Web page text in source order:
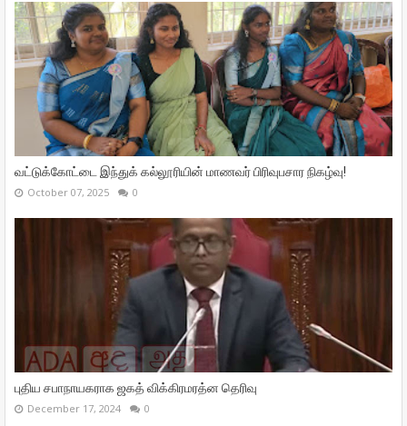
வட்டுக்கோட்டை இந்துக் கல்லூரியின் மாணவர் பிரிவுபசார நிகழ்வு!
October 07, 2025 0
புதிய சபாநாயகராக ஜகத் விக்கிரமரத்ன தெரிவு
December 17, 2024 0